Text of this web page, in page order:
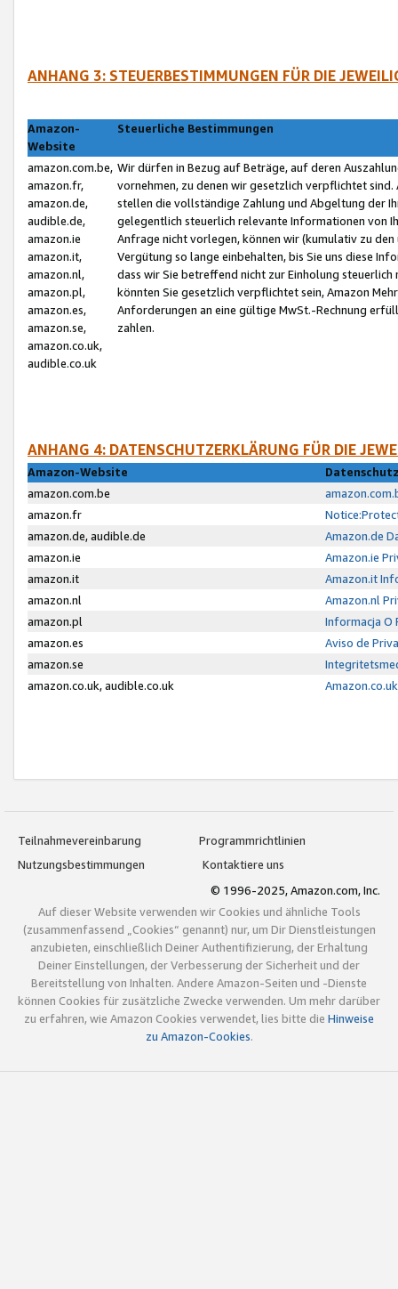
ANHANG 3: STEUERBESTIMMUNGEN FÜR DIE
Amazon-
Website
Steuerliche Bestimmungen
amazon.com.be,
amazon.fr,
amazon.de,
audible.de,
amazon.ie
amazon.it,
amazon.nl,
amazon.pl,
amazon.es,
amazon.se,
amazon.co.uk,
audible.co.uk
Wir dürfen in Bezug auf Beträge, auf deren
vornehmen, zu denen wir gesetzlich verpflichtet
stellen die vollständige Zahlung und Abgeltung der
gelegentlich steuerlich relevante Informationen von
Anfrage nicht vorlegen, können wir (kumulativ zu
Vergütung so lange einbehalten, bis Sie uns diese
dass wir Sie betreffend nicht zur Einholung
könnten Sie gesetzlich verpflichtet sein, Amazon
Anforderungen an eine gültige MwSt.-Rechnung
zahlen.
ANHANG 4: DATENSCHUTZERKLÄRUNG FÜR DIE
Amazon-Website
amazon.com.be
amazon.fr
amazon.de, audible.de
Amazon.de
amazon.ie
Amazon.ie
amazon.it
Amazon.it
amazon.nl
Amazon.nl
amazon.pl
Informacja O
amazon.es
Aviso de
amazon.se
amazon.co.uk, audible.co.uk
Teilnahmevereinbarung
Programmrichtlinien
Nutzungsbestimmungen
Kontaktiere uns
© 1996-2025, Amazon.com, Inc.
Auf dieser Website verwenden wir Cookies und ähnliche Tools
(zusammenfassend „Cookies“ genannt) nur, um Dir Dienstleistungen
anzubieten, einschließlich Deiner Authentifizierung, der Erhaltung
Deiner Einstellungen, der Verbesserung der Sicherheit und der
Bereitstellung von Inhalten. Andere Amazon-Seiten und -Dienste
können Cookies für zusätzliche Zwecke verwenden. Um mehr darüber
zu erfahren, wie Amazon Cookies verwendet, lies bitte die Hinweise
zu Amazon-Cookies.